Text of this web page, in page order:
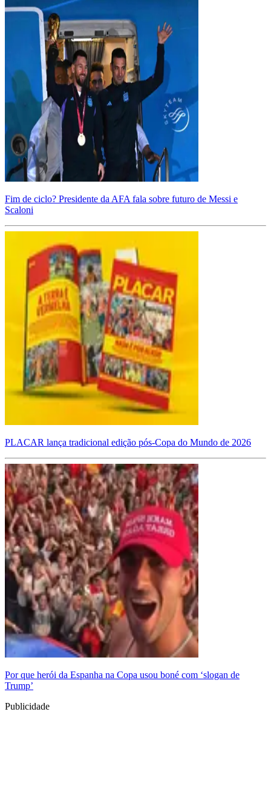
Fim de ciclo? Presidente da AFA fala sobre futuro de Messi e
Scaloni
PLACAR lança tradicional edição pós-Copa do Mundo de 2026
Por que herói da Espanha na Copa usou boné com ‘slogan de
Trump’
Publicidade